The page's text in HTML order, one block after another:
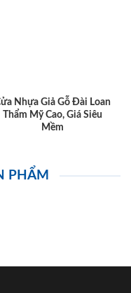
Nhựa Giả Gỗ Đài Loan
Thẩm Mỹ Cao, Giá Siêu
Mềm
PHẨM